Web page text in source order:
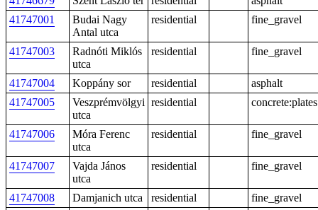
41747001
Budai Nagy
Antal utca
residential fine_gravel
41747003
Radnóti Miklós
utca
residential fine_gravel
41747004 Koppány sor residential
asphalt
41747005
Veszprémvölgyi
utca
residential concrete:plates
41747006
Móra Ferenc
utca
residential fine_gravel
41747007
Vajda János
utca
residential fine_gravel
41747008 Damjanich utca residential
fine_gravel